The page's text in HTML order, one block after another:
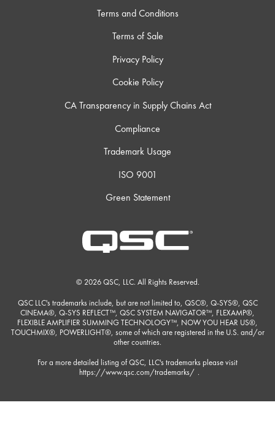
Terms and Conditions
Terms of Sale
Privacy Policy
Cookie Policy
CA Transparency in Supply Chains Act
Compliance
Trademark Usage
ISO 9001
Green Statement
© 2026 QSC, LLC. All Rights Reserved.
QSC LLC's trademarks include, but are not limited to, QSC®, Q-SYS®, QSC
CINEMA®, Q-SYS REFLECT™, QSC SYSTEM NAVIGATOR™, FLEXAMP®,
FLEXIBLE AMPLIFIER SUMMING TECHNOLOGY™, NOW YOU HEAR US®,
TOUCHMIX®, POWERLIGHT®, some of which are registered in the U.S. and/or
other countries.
For a more detailed listing of QSC, LLC's trademarks please visit
https://www.qsc.com/trademarks/ .